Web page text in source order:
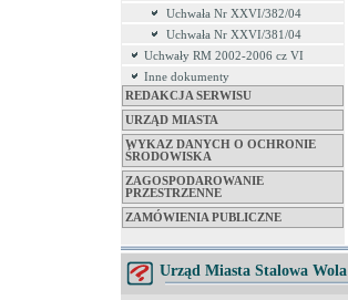
Uchwała Nr XXVI/382/04
Uchwała Nr XXVI/381/04
Uchwały RM 2002-2006 cz VI
Inne dokumenty
REDAKCJA SERWISU
URZĄD MIASTA
WYKAZ DANYCH O OCHRONIE
ŚRODOWISKA
ZAGOSPODAROWANIE
PRZESTRZENNE
ZAMÓWIENIA PUBLICZNE
Urząd Miasta Stalowa Wola